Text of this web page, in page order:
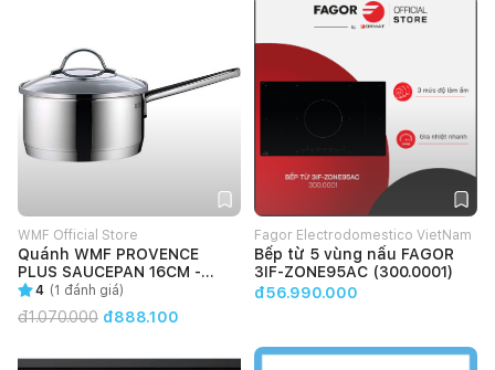
WMF Official Store
Quánh WMF PROVENCE
PLUS SAUCEPAN 16CM -
0724166380
4 (1 đánh giá)
đ1.070.000 đ888.100
Fagor Electrodomestico VietNam
Bếp từ 5 vùng nấu FAGOR
3IF-ZONE95AC (300.0001)
đ56.990.000